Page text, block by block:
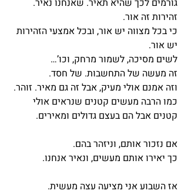
גורמים לכך שהיא תאיר. שאנחנו נאיר.
זהירות זה אור.
כי בכל מצווה יש אור, ובכל אמצעי הזהירות
יש אור.
לשים מסיכה, לשמור מרחק, וכו’…
זה מעשה של התחשבות. של חסד.
וזה אמנם אולי מעיק, אבל זה גם מאיר. זוהר.
כמו הרבה מעשים קטנים שנראים אולי
קטנים אבל הם בעצם גדולים ומאירים.
אם נזכור אותם, וניזהר בהם.
כך יאירו אותם מעשים, ונאיר אנחנו.
אז השבוע אני מציעה עצה מעשית.